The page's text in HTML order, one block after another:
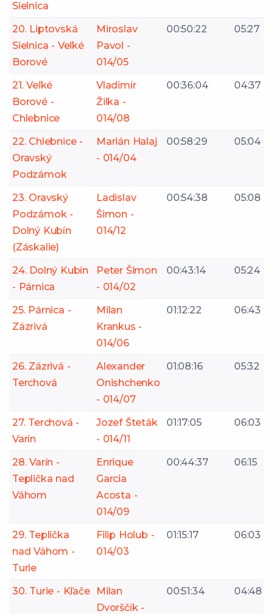
Sielnica
20. Liptovská
Sielnica - Veľké
Borové
Miroslav
Pavol -
014/05
00:50:22 05:27
21. Veľké
Borové -
Chlebnice
Vladimír
Žilka -
014/08
00:36:04 04:37
22. Chlebnice -
Oravský
Podzámok
Marián Halaj
- 014/04
00:58:29 05:04
23. Oravský
Podzámok -
Dolný Kubín
(Záskalie)
Ladislav
Šimon -
014/12
00:54:38 05:08
24. Dolný Kubín
- Párnica
Peter Šimon
- 014/02
00:43:14 05:24
25. Párnica -
Zázrivá
Milan
Krankus -
014/06
01:12:22 06:43
26. Zázrivá -
Terchová
Alexander
Onishchenko
- 014/07
01:08:16 05:32
27. Terchová -
Varín
Jozef Šteták
- 014/11
01:17:05 06:03
28. Varín -
Teplička nad
Váhom
Enrique
Garcia
Acosta -
014/09
00:44:37 06:15
29. Teplička
nad Váhom -
Turie
Filip Holub -
014/03
01:15:17 06:03
30. Turie - Kľače
Milan
Dvorščík -
00:51:34 04:48